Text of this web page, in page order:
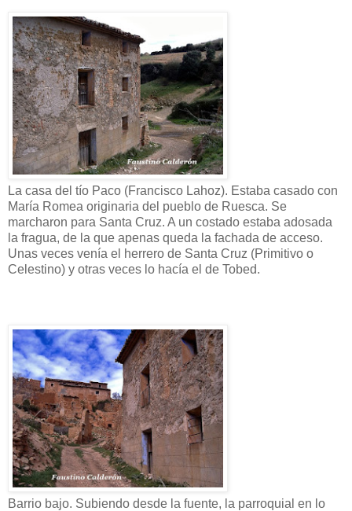
La casa del tío Paco (Francisco Lahoz). Estaba casado con
María Romea originaria del pueblo de Ruesca. Se
marcharon para Santa Cruz. A un costado estaba adosada
la fragua, de la que apenas queda la fachada de acceso.
Unas veces venía el herrero de Santa Cruz (Primitivo o
Celestino) y otras veces lo hacía el de Tobed.
Barrio bajo. Subiendo desde la fuente, la parroquial en lo